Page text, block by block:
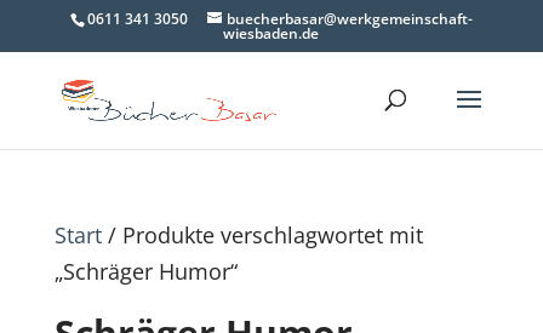
0611 341 3050 buecherbasar@werkgemeinschaft-
wiesbaden.de
Start/ Produkte verschlagwortet mit
„Schräger Humor“